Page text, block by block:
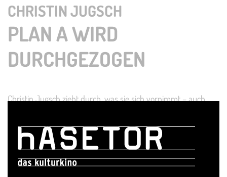
CHRISTIN JUGSCH
PLAN A WIRD
DURCHGEZOGEN
Christin Jugsch zieht durch, was sie sich vornimmt – auch
einem kleinen Dorf in Niedersachsen, träumte sie von mehr.
Mit 24 Jahren packte sie die Koffer und zog in die Großstadt,
um endlich ein urbanes Stadtkind zu werden.
Mit viel Humor erzählt sie von den Herausforderungen des